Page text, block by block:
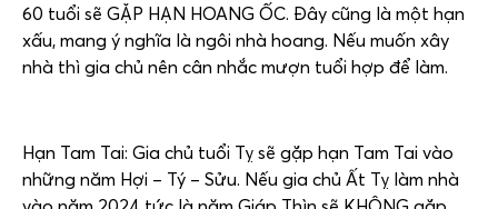
60 tuổi sẽ GẶP HẠN HOANG ỐC. Đây cũng là một hạn
xấu, mang ý nghĩa là ngôi nhà hoang. Nếu muốn xây
nhà thì gia chủ nên cân nhắc mượn tuổi hợp để làm.
Hạn Tam Tai: Gia chủ tuổi Tỵ sẽ gặp hạn Tam Tai vào
những năm Hợi – Tý – Sửu. Nếu gia chủ Ất Tỵ làm nhà